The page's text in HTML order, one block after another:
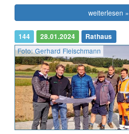
weiterlesen »
144 28.01.2024 Rathaus
Foto: Gerhard Fleischmann